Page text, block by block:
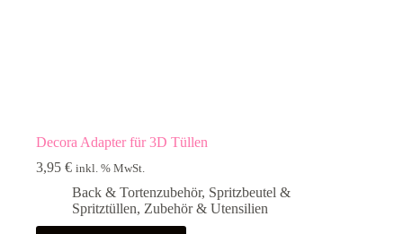
Decora Adapter für 3D Tüllen
3,95 € inkl. % MwSt.
Back & Tortenzubehör, Spritzbeutel &
Spritztüllen, Zubehör & Utensilien